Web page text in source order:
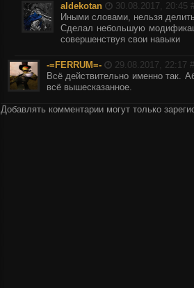
aldekotan 30.08.2017, 20:45
Иными словами, нельзя
Сделал небольшую
совершенствуя свои навыки
-=FERRUM=- 29.08.2017, 22:17 #
Всё действительно именно так.
всё вышесказанное.
Добавлять комментарии могут только